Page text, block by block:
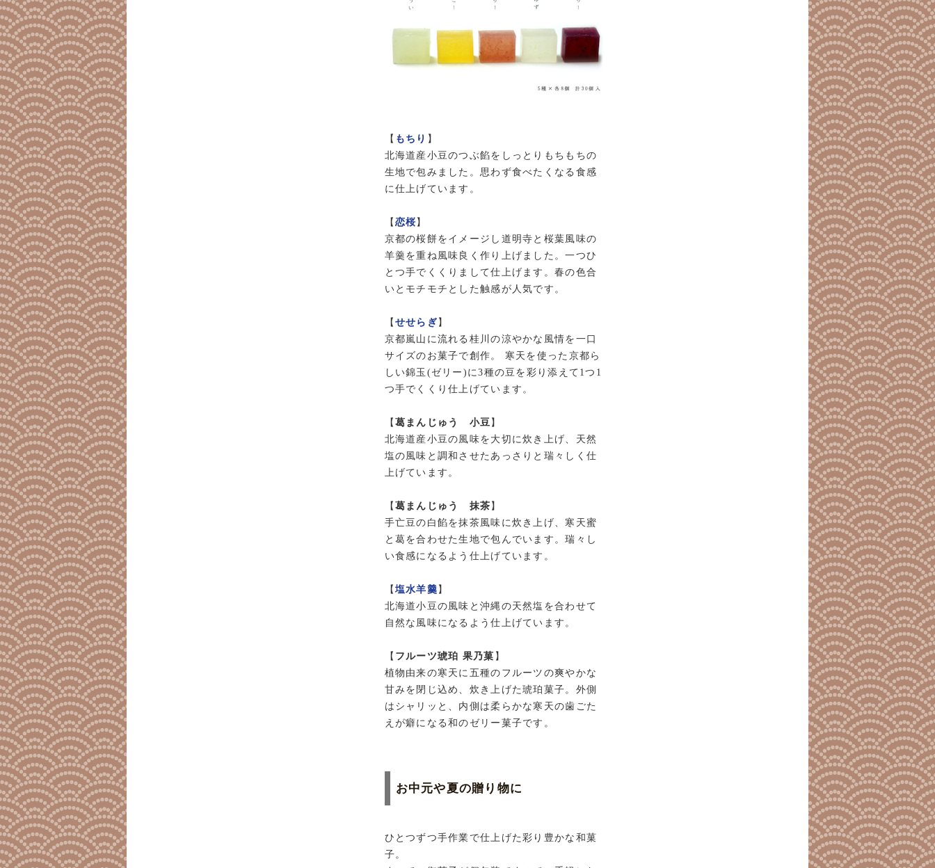
【 もちり 】
北海道産小豆のつぶ餡をしっとりもちもちの
生地で包みました。思わず食べたくなる食感
に仕上げています。
【恋桜】
京都の桜餅をイメージし道明寺と桜葉風味の
羊羹を重ね風味良く作り上げました。一つひ
とつ手でくくりまして仕上げます。春の色合
いとモチモチとした触感が人気です。
【せせらぎ】
京都嵐山に流れる桂川の涼やかな風情を一口
サイズのお菓子で創作。 寒天を使った京都ら
しい錦玉(ゼリー)に3種の豆を彩り添えて1つ1
つ手でくくり仕上げています。
【葛まんじゅう 小豆 】
北海道産小豆の風味を大切に炊き上げ、天然
塩の風味と調和させたあっさりと瑞々しく仕
上げています。
【葛まんじゅう 抹茶】
手亡豆の白餡を抹茶風味に炊き上げ、寒天蜜
と葛を合わせた生地で包んでいます。瑞々し
い食感になるよう仕上げています。
【塩水羊羹】
北海道小豆の風味と沖縄の天然塩を合わせて
自然な風味になるよう仕上げています。
【 フルーツ琥珀 果乃菓 】
植物由来の寒天に五種のフルーツの爽やかな
甘みを閉じ込め、炊き上げた琥珀菓子。外側
はシャリッと、内側は柔らかな寒天の歯ごた
えが癖になる和のゼリー菓子です。
お中元や夏の贈り物に
ひとつずつ手作業で仕上げた彩り豊かな和菓
子。